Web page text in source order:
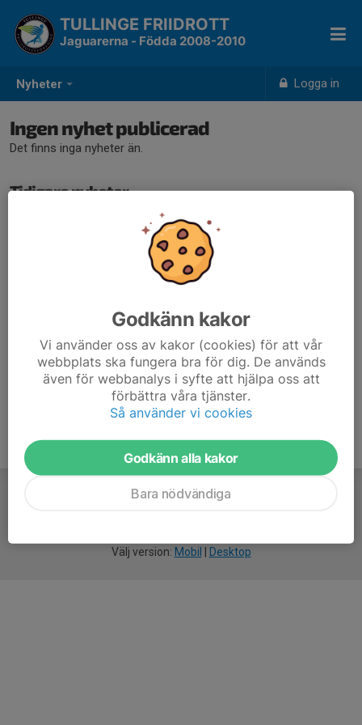
Nyheter Logga in
TULLINGE FRIIDROTT
Jaguarerna - Födda 2008-2010
Ingen nyhet publicerad
Det finns inga nyheter än.
Tidigare nyheter
Det finns inga tidigare nyheter
Välj version: Mobil Desktop
Godkänn kakor
Vi använder oss av kakor (cookies) för att vår
webbplats ska fungera bra för dig. De används
även för webbanalys i syfte att hjälpa oss att
förbättra våra tjänster.
Så använder vi cookies
Godkänn alla kakor
Bara nödvändiga